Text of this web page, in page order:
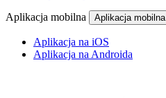
Aplikacja mobilna Aplikacja mobilna
Aplikacja na iOS
Aplikacja na Androida